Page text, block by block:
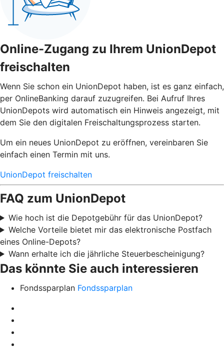
Online-Zugang zu Ihrem UnionDepot
freischalten
Wenn Sie schon ein UnionDepot haben, ist es ganz einfach,
per OnlineBanking darauf zuzugreifen. Bei Aufruf Ihres
UnionDepots wird automatisch ein Hinweis angezeigt, mit
dem Sie den digitalen Freischaltungsprozess starten.
Um ein neues UnionDepot zu eröffnen, vereinbaren Sie
einfach einen Termin mit uns.
UnionDepot freischalten
FAQ zum UnionDepot
Wie hoch ist die Depotgebühr für das UnionDepot?
Welche Vorteile bietet mir das elektronische Postfach
eines Online-Depots?
Wann erhalte ich die jährliche Steuerbescheinigung?
Das könnte Sie auch interessieren
Fondssparplan Fondssparplan